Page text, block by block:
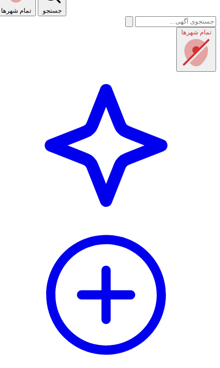
راهنمای استفاده
تمام شهر‌ها جستجو
تمام شهر‌ها